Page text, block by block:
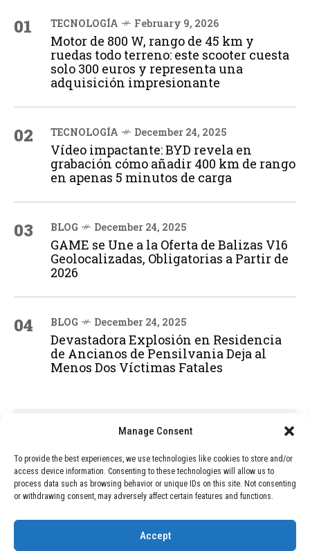
Manage Consent
To provide the best experiences, we use technologies like cookies to store and/or
access device information. Consenting to these technologies will allow us to
process data such as browsing behavior or unique IDs on this site. Not consenting
or withdrawing consent, may adversely affect certain features and functions.
Accept
01 TECNOLOGÍA February 9, 2026
Motor de 800 W, rango de 45 km y
ruedas todo terreno: este scooter cuesta
solo 300 euros y representa una
adquisición impresionante
02 TECNOLOGÍA December 24, 2025
Vídeo impactante: BYD revela en
grabación cómo añadir 400 km de rango
en apenas 5 minutos de carga
03 BLOG December 24, 2025
GAME se Une a la Oferta de Balizas V16
Geolocalizadas, Obligatorias a Partir de
2026
04 BLOG December 24, 2025
Devastadora Explosión en Residencia
de Ancianos de Pensilvania Deja al
Menos Dos Víctimas Fatales